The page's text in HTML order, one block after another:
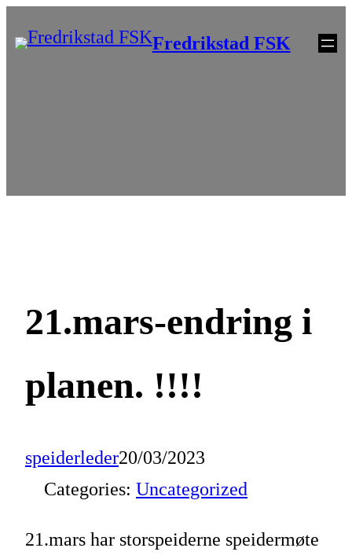
to
Fredrikstad FSK
21.mars-endring i
planen. !!!!
speiderleder20/03/2023
Categories: Uncategorized
21.mars har storspeiderne speidermøte